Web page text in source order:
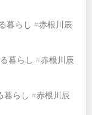
暮らし #赤根川辰
暮らし #赤根川辰
暮らし #赤根川辰